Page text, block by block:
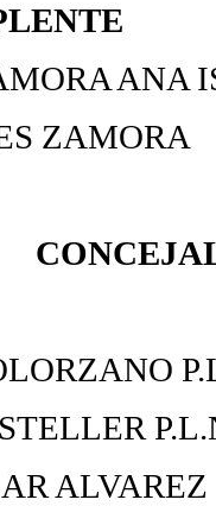
ANA
ZAMORA
ALVAREZ